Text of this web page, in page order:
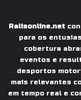
Ralisonline.net
para os
cobertura
eventos e
desportos
mais relevantes
em tempo real e